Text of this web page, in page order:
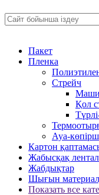
Пакет
Пленка
Стрейч
Қол
Ауа-
Картон
Жабысқақ
Жабдықтар
Шығын
Показать все